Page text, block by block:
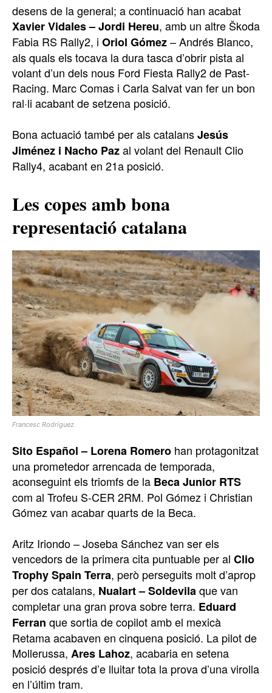
desens de la general; a continuació han acabat
Xavier Vidales – Jordi Hereu, amb un altre Škoda
Fabia RS Rally2, i Oriol Gómez– Andrés Blanco,
als quals els tocava la dura tasca d’obrir pista al
volant d’un dels nous Ford Fiesta Rally2 de Past-
Racing. Marc Comas i Carla Salvat van fer un bon
ral·li acabant de setzena posició.
Bona actuació també per als catalansJesús
Jiménez i Nacho Pazal volant del Renault Clio
Rally4, acabant en 21a posició.
Les copes amb bona
representació catalana
Francesc Rodríguez
Sito Español – Lorena Romero han protagonitzat
una prometedor arrencada de temporada,
aconseguint els triomfs de la Beca Junior RTS
com al Trofeu S-CER 2RM. Pol Gómez i Christian
Gómez van acabar quarts de la Beca.
Aritz Iriondo – Joseba Sánchez van ser els
vencedors de la primera cita puntuable per al Clio
Trophy Spain Terra, però perseguits molt d’aprop
per dos catalans, Nualart – Soldevilaque van
completar una gran prova sobre terra. Eduard
Ferran que sortia de copilot amb el mexicà
Retama acabaven en cinquena posició. La pilot de
Mollerussa, Ares Lahoz, acabaria en setena
posició després d’e lluitar tota la prova d’una virolla
en l’últim tram.